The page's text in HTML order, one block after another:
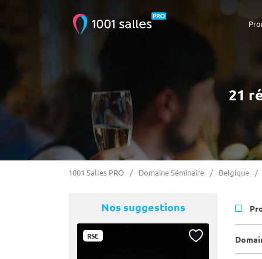
21
1001 Salles PRO Domaine Séminaire Belgique
Nos suggestions
RSE